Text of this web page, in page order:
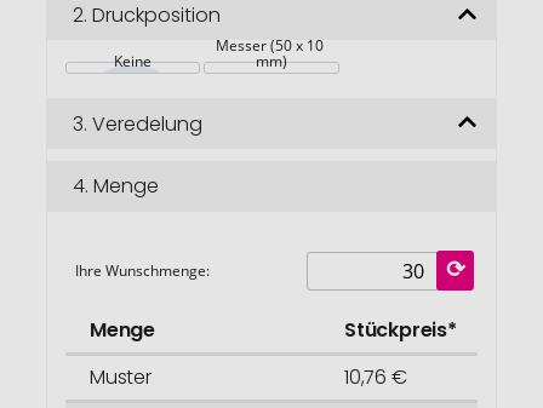
2. Druckposition
Keine
Messer (50 x 10
mm)
3. Veredelung
4. Menge
Ihre Wunschmenge:
Menge
Stückpreis*
Muster
10,76 €